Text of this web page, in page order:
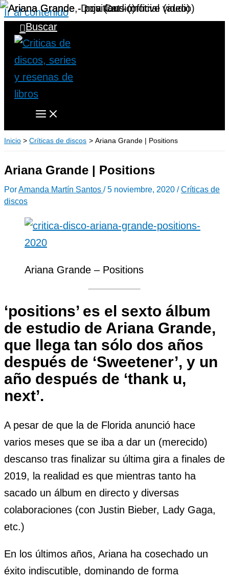
Ir al contenido
Buscar
Inicio Críticas de discos Ariana Grande | Positions
Ariana Grande | Positions
PorAmanda Martín Santos /5 noviembre, 2020 /Críticas de
discos
Ariana Grande – Positions
‘positions’ es el sexto álbum
de estudio de Ariana Grande,
que llega tan sólo dos años
después de ‘Sweetener’, y un
año después de ‘thank u,
next’.
A pesar de que la de Florida anunció hace
varios meses que se iba a dar un (merecido)
descanso tras finalizar su última gira a finales de
2019, la realidad es que mientras tanto ha
sacado un álbum en directo y diversas
colaboraciones (con Justin Bieber, Lady Gaga,
etc.)
En los últimos años, Ariana ha cosechado un
éxito indiscutible, dominando de forma